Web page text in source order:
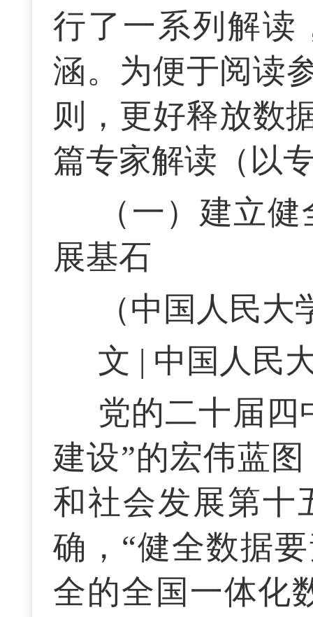
行了一系列解读
涵。为便于阅读
则，更好释放数
篇专家解读（以
（一）建立
展基石
（中国人民
文 | 中国人民
党的二十届四
建设”的宏伟蓝
和社会发展第十
确，“健全数据
全的全国一体化